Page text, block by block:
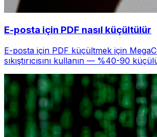
E-posta için PDF nasıl küçültülür
E-posta için PDF küçültmek için
sıkıştırıcısını kullanın — %40-90